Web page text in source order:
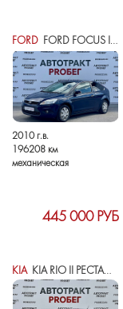
FORD FORD FOCUS II РЕСТАЙЛИНГ
2010 г.в.
196208 км
механическая
445 000 РУБ
KIAKIA RIO II РЕСТАЙЛИНГ